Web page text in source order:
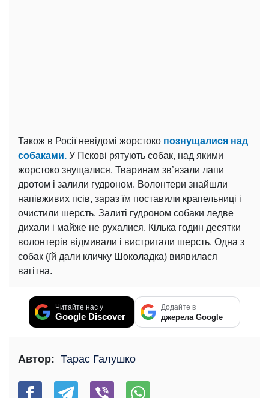
Також в Росії невідомі жорстоко познущалися над
собаками. У Пскові рятують собак, над якими
жорстоко знущалися. Тваринам зв’язали лапи
дротом і залили гудроном. Волонтери знайшли
напівживих псів, зараз їм поставили крапельниці і
очистили шерсть. Залиті гудроном собаки ледве
дихали і майже не рухалися. Кілька годин десятки
волонтерів відмивали і вистригали шерсть. Одна з
собак (їй дали кличку Шоколадка) виявилася
вагітна.
Читайте нас у
Google Discover
Додайте в
джерела Google
Автор: Тарас Галушко